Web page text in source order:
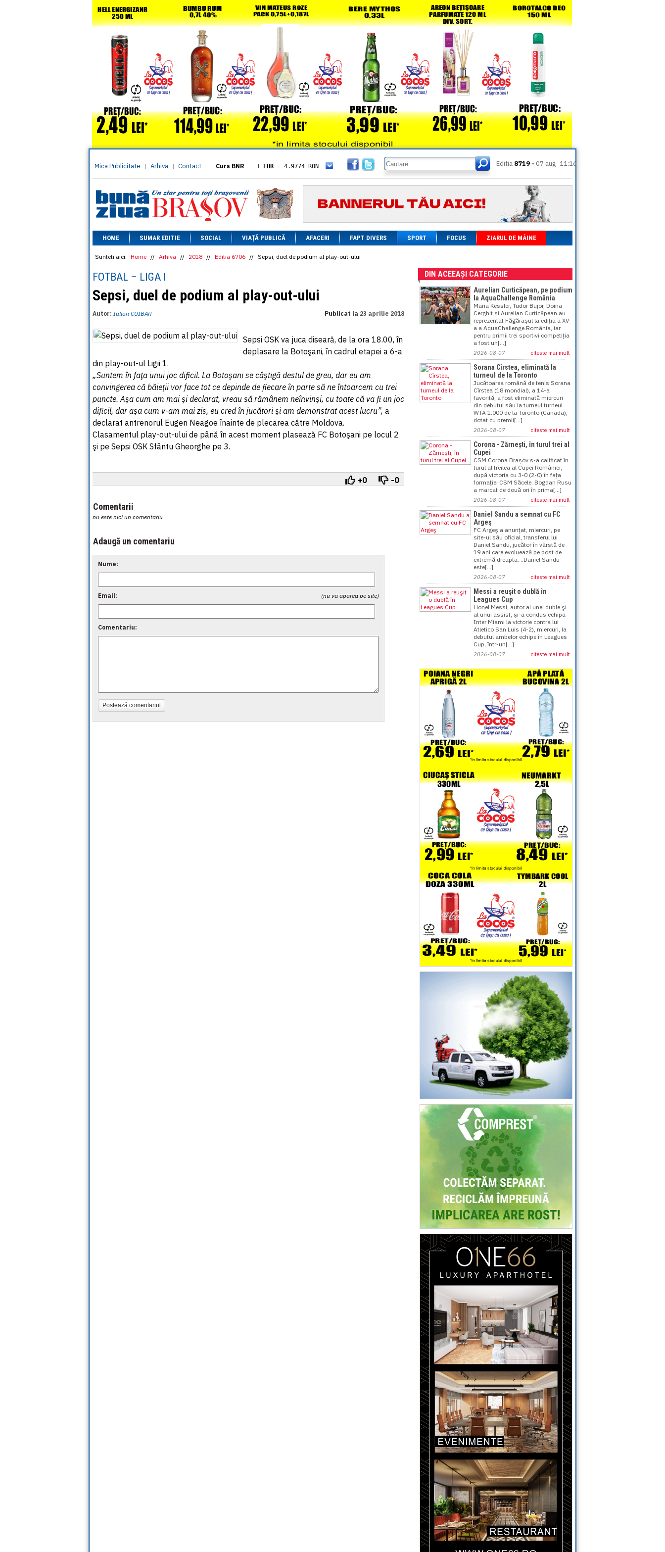
Mica Publicitate | Arhiva | Contact Curs BNR 1 EUR = 4.9774 RON
= 5.8304 RON
1 XAU= 464.4611 RON
1 AED= 1.1933 RON
1 AUD= 2.7957 RON
1 BGN= 2.5449 RON
1 CAD= 3.1559 RON
1 CHF= 5.2813 RON
1 CNY = 0.6015 RON
1 HUF
= 1.2223 RON
1 INR = 0.0513 RON
1 MXN= 0.2227 RON
1 NOK = 0.4191 RON
1 NZD= 2.6097 RON
1 RSD = 0.0425 RON
1 RUB= 0.0530 RON
1 SEK= 0.4526 RON
1 TRY= 0.1141 RON
1 UAH = 0.1048 RON
1 XDR = 5.9383 RON
1 ZAR= 0.2318 RON
Editia 8719 - 07 aug 11:16
HOME SUMAR EDITIE SOCIAL VIAȚĂ PUBLICĂ AFACERI FAPT DIVERS SPORT FOCUS ZIARUL DE MÂINE
Sunteti aici: Home // Arhiva // 2018 // Editia 6706 // Sepsi, duel de podium al play-out-ului
FOTBAL – LIGA I
Sepsi, duel de podium al play-out-ului
Autor: Iulian CUIBAR Publicat la 23 aprilie 2018
Sepsi OSK va juca diseară, de la ora 18.00, în
deplasare la Botoşani, în cadrul etapei a 6-a
din play-out-ul Ligii 1.
„Suntem în faţa unui joc dificil. La Botoşani se câştigă destul de greu, dar eu am
convingerea că băieţii vor face tot ce depinde de fiecare în parte să ne întoarcem cu trei
puncte. Aşa cum am mai şi declarat, vreau să rămânem neînvinşi, cu toate că va fi un joc
dificil, dar aşa cum v-am mai zis, eu cred în jucători şi am demonstrat acest lucru”, a
declarat antrenorul Eugen Neagoe înainte de plecarea către Moldova.
Clasamentul play-out-ului de până în acest moment plasează FC Botoşani pe locul 2
şi pe Sepsi OSK Sfântu Gheorghe pe 3.
+0 -0
Comentarii
nu este nici un comentariu
Adaugă un comentariu
Nume:
(nu va aparea pe site)
Email:
Comentariu:
Postează comentariul
DIN ACEEAȘI CATEGORIE
Aurelian Curticăpean, pe podium
la AquaChallenge România
Maria Kessler, Tudor Bujor, Doina
Cerghit și Aurelian Curticăpean au
reprezentat Făgărașul la ediția a XV-
a a AquaChallenge România, iar
pentru primii trei sportivi competiția
a fost un[...]
2026-08-07 citeste mai mult
Sorana Cîrstea, eliminată la
turneul de la Toronto
Jucătoarea română de tenis Sorana
Cîrstea (18 mondial), a 14-a
favorită, a fost eliminată miercuri
din debutul său la turneul turneul
WTA 1.000 de la Toronto (Canada),
dotat cu premii[...]
2026-08-07 citeste mai mult
Corona - Zărnești, în turul trei al
Cupei
CSM Corona Brașov s-a calificat în
turul al treilea al Cupei României,
după victoria cu 3-0 (2-0) în fața
formației CSM Săcele. Bogdan Rusu
a marcat de două ori în prima[...]
2026-08-07 citeste mai mult
Daniel Sandu a semnat cu FC
Argeş
FC Argeş a anunţat, miercuri, pe
site-ul său oficial, transferul lui
Daniel Sandu, jucător în vârstă de
19 ani care evoluează pe post de
extremă dreapta. „Daniel Sandu
este[...]
2026-08-07 citeste mai mult
Messi a reuşit o dublă în
Leagues Cup
Lionel Messi, autor al unei duble şi
al unui assist, şi-a condus echipa
Inter Miami la victorie contra lui
Atletico San Luis (4-2), miercuri, la
debutul ambelor echipe în Leagues
Cup, într-un[...]
2026-08-07 citeste mai mult